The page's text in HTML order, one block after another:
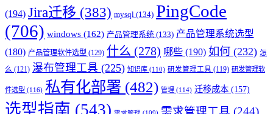
(194) Jira迁移 (383) mysql (134) PingCode
(706) windows (162) 产品管理系统 (133) 产品管理系统选型
(180) 产品管理软件选型 (129) 什么 (278) 哪些 (190) 如何 (232) 怎
么 (121) 瀑布管理工具 (225) 知识库 (110) 研发管理工具 (119) 研发管理软
件选型 (116) 私有化部署 (482) 管理 (114) 迁移成本 (157)
选型指南 (543) 需求管理工具 (244)